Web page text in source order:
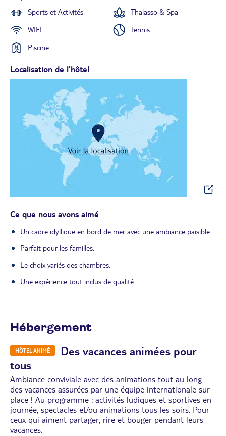
Sports et Activités
Thalasso & Spa
WIFI
Tennis
Piscine
Localisation de l'hôtel
Ce que nous avons aimé
Un cadre idyllique en bord de mer avec une ambiance paisible.
Parfait pour les familles.
Le choix variés des chambres.
Une expérience tout inclus de qualité.
Hébergement
HÔTEL ANIMÉ
Des vacances animées pour
tous
Ambiance conviviale avec des animations tout au long
des vacances assurées par une équipe internationale sur
place ! Au programme : activités ludiques et sportives en
journée, spectacles et/ou animations tous les soirs. Pour
ceux qui aiment partager, rire et bouger pendant leurs
vacances.